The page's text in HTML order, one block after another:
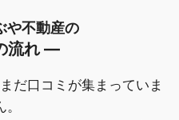
や不動産の
流れ ―
だ口コミが集まっていま